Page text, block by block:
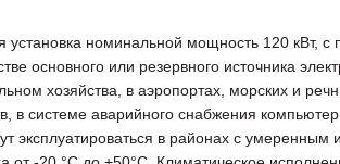
установка номинальной мощность 120 кВт,
основного или резервного источника
хозяйства, в аэропортах, морских и
в системе аварийного снабжения
эксплуатироваться в районах с